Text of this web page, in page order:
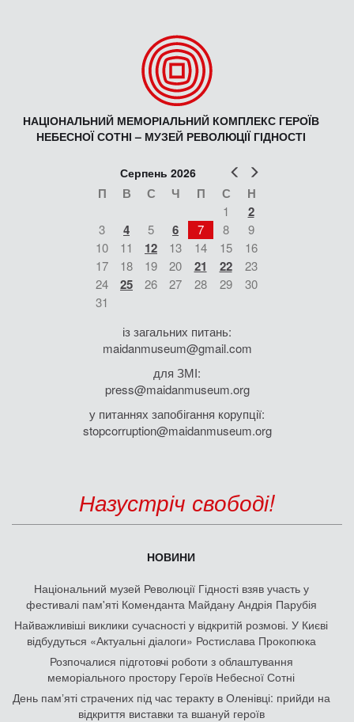
НАЦІОНАЛЬНИЙ МЕМОРІАЛЬНИЙ КОМПЛЕКС ГЕРОЇВ
НЕБЕСНОЇ СОТНІ – МУЗЕЙ РЕВОЛЮЦІЇ ГІДНОСТІ
Попер
Серпень 2026
П В С Ч П С Н
1 2
3 4 5 6 7 8
9
10
11 12 13 14 15
16
17
18 19 20 21 22
23
24
25 26 27 28 29
30
31
із загальних питань:
maidanmuseum@gmail.com
для ЗМІ:
press@maidanmuseum.org
у питаннях запобігання корупції:
stopcorruption@maidanmuseum.org
Назустріч свободі!
НОВИНИ
Національний музей Революції Гідності взяв участь у
фестивалі пам'яті Коменданта Майдану Андрія Парубія
Найважливіші виклики сучасності у відкритій розмові. У Києві
відбудуться «Актуальні діалоги» Ростислава Прокопюка
Розпочалися підготовчі роботи з облаштування
меморіального простору Героїв Небесної Сотні
День памʼяті страчених під час теракту в Оленівці: прийди на
відкриття виставки та вшануй героїв